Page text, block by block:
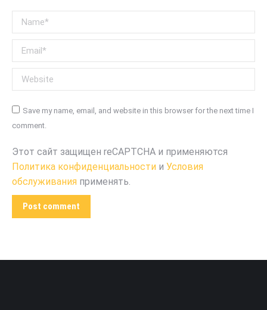
Name *
Email *
Website
Save my name, email, and website in this browser for the next time I
comment.
Этот сайт защищен reCAPTCHA и применяются
Политика конфиденциальности и Условия
обслуживания применять.
Post comment